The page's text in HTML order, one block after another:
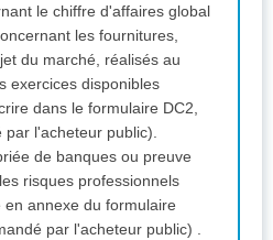
le chiffre d'affaires global
les fournitures,
du marché, réalisés au
exercices disponibles
dans le formulaire DC2,
l'acheteur public).
de banques ou preuve
risques professionnels
annexe du formulaire
par l'acheteur public) .